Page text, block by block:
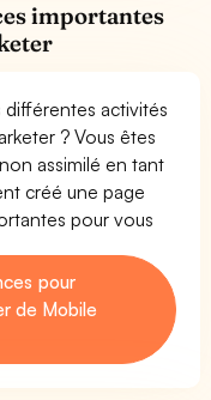
importantes
différentes activités
? Vous êtes
assimilé en tant
créé une page
pour vous
pour
de Mobile